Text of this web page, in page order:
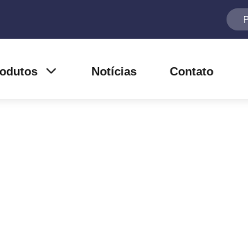
Notícias Contato